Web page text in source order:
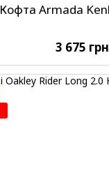
Кофта Armada
3 675 грн